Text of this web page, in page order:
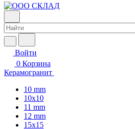
Войти
0 Корзина
Керамогранит
10 mm
10x10
11 mm
12 mm
15x15